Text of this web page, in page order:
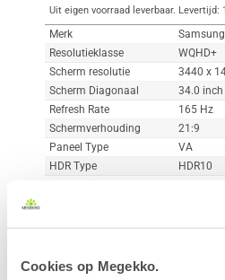
Cookies op Megekko.
Uit eigen voorraad leverbaar. Levertijd:
Merk
Samsung
Resolutieklasse
WQHD+
Scherm resolutie
3440 x
Scherm Diagonaal
34.0
Refresh Rate
165 Hz
Schermverhouding
21:9
Paneel Type
VA
HDR Type
HDR10
Vergelijk product